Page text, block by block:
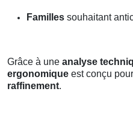
Familles souhaitant
Grâce à une analyse
ergonomique est conçu
raffinement.